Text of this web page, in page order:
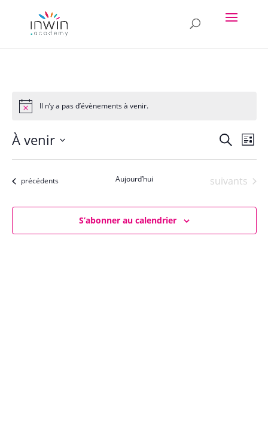
Il n’y a pas d’évènements à venir.
et
de
Recherche
de
Liste
À venir
date.Évènements
précédents Aujourd’hui Évènements
suivants
S’abonner au calendrier